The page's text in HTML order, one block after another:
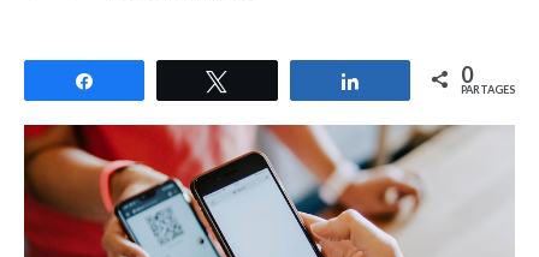
Partagez 0
PARTAGES